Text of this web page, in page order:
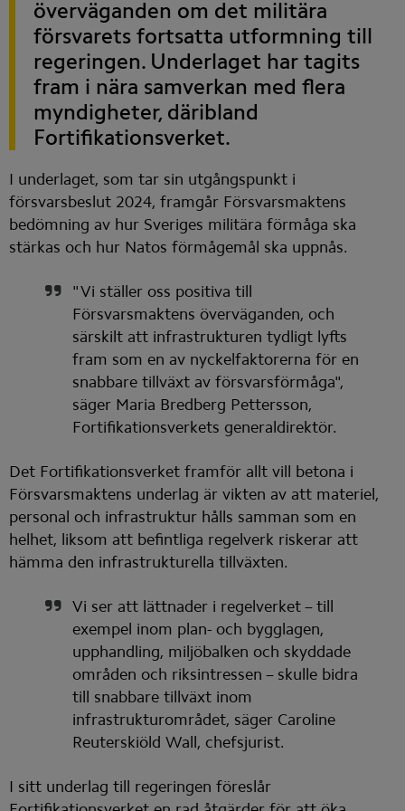
överväganden om det militära
försvarets fortsatta utformning till
regeringen. Underlaget har tagits
fram i nära samverkan med flera
myndigheter, däribland
Fortifikationsverket.
I underlaget, som tar sin utgångspunkt i
försvarsbeslut 2024, framgår Försvarsmaktens
bedömning av hur Sveriges militära förmåga ska
stärkas och hur Natos förmågemål ska uppnås.
"Vi ställer oss positiva till
Försvarsmaktens överväganden, och
särskilt att infrastrukturen tydligt lyfts
fram som en av nyckelfaktorerna för en
snabbare tillväxt av försvarsförmåga",
säger Maria Bredberg Pettersson,
Fortifikationsverkets generaldirektör.
Det Fortifikationsverket framför allt vill betona i
Försvarsmaktens underlag är vikten av att materiel,
personal och infrastruktur hålls samman som en
helhet, liksom att befintliga regelverk riskerar att
hämma den infrastrukturella tillväxten.
Vi ser att lättnader i regelverket – till
exempel inom plan- och bygglagen,
upphandling, miljöbalken och skyddade
områden och riksintressen – skulle bidra
till snabbare tillväxt inom
infrastrukturområdet, säger Caroline
Reuterskiöld Wall, chefsjurist.
I sitt underlag till regeringen föreslår